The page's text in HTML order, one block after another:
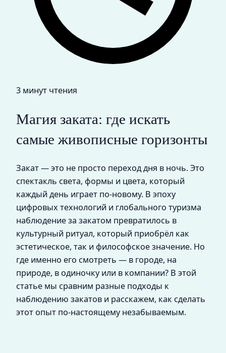
3 минут чтения
Магия заката: где искать
самые живописные горизонты
Закат — это не просто переход дня в ночь. Это
спектакль света, формы и цвета, который
каждый день играет по-новому. В эпоху
цифровых технологий и глобального туризма
наблюдение за закатом превратилось в
культурный ритуал, который приобрёл как
эстетическое, так и философское значение. Но
где именно его смотреть — в городе, на
природе, в одиночку или в компании? В этой
статье мы сравним разные подходы к
наблюдению закатов и расскажем, как сделать
этот опыт по-настоящему незабываемым.